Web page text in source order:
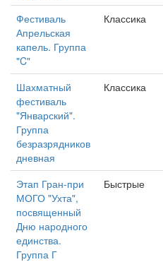
Фестиваль
Апрельская
капель. Группа
"C"
Классика
Шахматный
фестиваль
"Январский".
Группа
безразрядников
дневная
Классика
Этап Гран-при
МОГО "Ухта",
посвященный
Дню народного
единства.
Группа Г
Быстрые